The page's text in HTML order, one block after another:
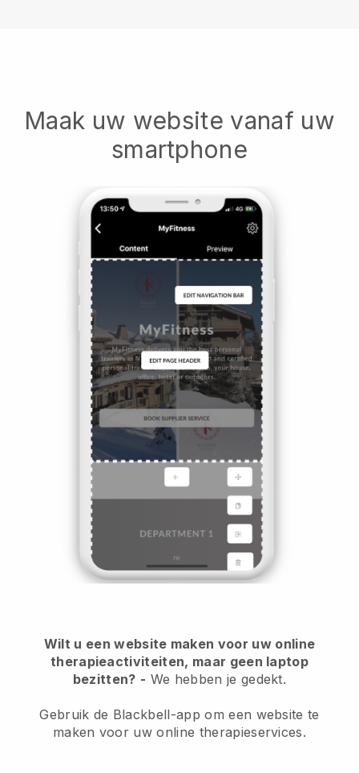
Maak uw website vanaf uw
smartphone
Wilt u een website maken voor uw online
therapieactiviteiten, maar geen laptop
bezitten? - We hebben je gedekt.
Gebruik de Blackbell-app om een website te
maken voor uw online therapieservices.